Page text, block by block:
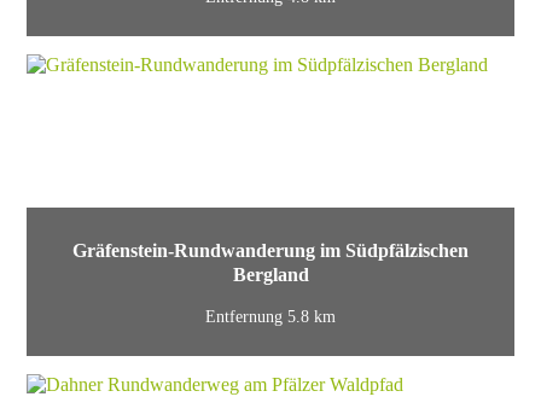
Gräfenstein-Rundwanderung im Südpfälzischen
Bergland
Entfernung 5.8 km